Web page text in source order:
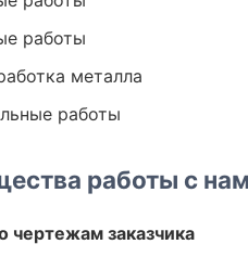
работы
металла
работы
работы с
чертежам заказчика